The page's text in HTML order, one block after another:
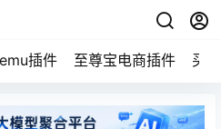
插件 至尊宝电商插件 买